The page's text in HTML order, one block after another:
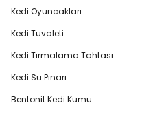
Kedi Oyuncakları
Kedi Tuvaleti
Kedi Tırmalama Tahtası
Kedi Su Pınarı
Bentonit Kedi Kumu